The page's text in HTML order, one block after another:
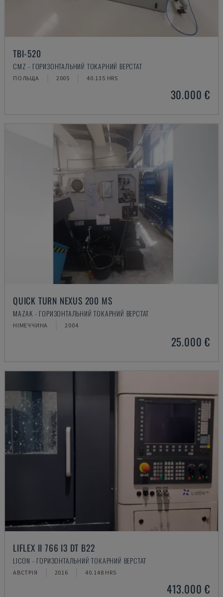
TBI-520
CMZ - ГОРИЗОНТАЛЬНИЙ ТОКАРНИЙ ВЕРСТАТ
ПОЛЬЩА 2005 40.135 HRS
30.000 €
QUICK TURN NEXUS 200 MS
MAZAK - ГОРИЗОНТАЛЬНИЙ ТОКАРНИЙ ВЕРСТАТ
НІМЕЧЧИНА 2004
25.000 €
LIFLEX II 766 I3 DT B22
LICON - ГОРИЗОНТАЛЬНИЙ ТОКАРНИЙ ВЕРСТАТ
АВСТРІЯ 2016 40.148 HRS
413.000 €